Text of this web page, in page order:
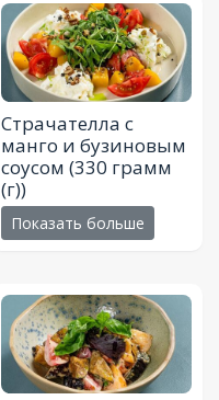
Страчателла с
манго и бузиновым
соусом (330 грамм
(г))
Показать больше